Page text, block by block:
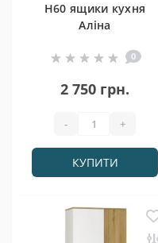
Н60 ящики кухня
Аліна
0
2 750 грн.
- +
КУПИТИ